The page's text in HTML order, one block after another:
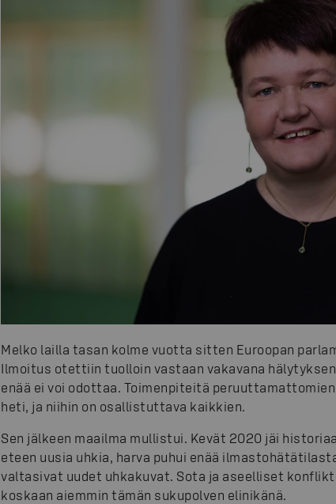
Melko lailla tasan kolme vuotta sitten Euroopan
Ilmoitus otettiin tuolloin vastaan vakavana
enää ei voi odottaa. Toimenpiteitä
heti, ja niihin on osallistuttava kaikkien.
Sen jälkeen maailma mullistui. Kevät 2020 jäi
eteen uusia uhkia, harva puhui enää
valtasivat uudet uhkakuvat. Sota ja aseelliset
koskaan aiemmin tämän sukupolven elinikänä.